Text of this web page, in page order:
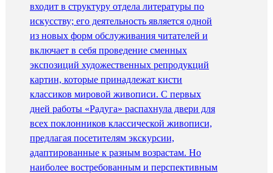
входит в структуру отдела литературы по
искусству; его деятельность является одной
из новых форм обслуживания читателей и
включает в себя проведение сменных
экспозиций художественных репродукций
картин, которые принадлежат кисти
классиков мировой живописи. С первых
дней работы «Радуга» распахнула двери для
всех поклонников классической живописи,
предлагая посетителям экскурсии,
адаптированные к разным возрастам. Но
наиболее востребованным и перспективным